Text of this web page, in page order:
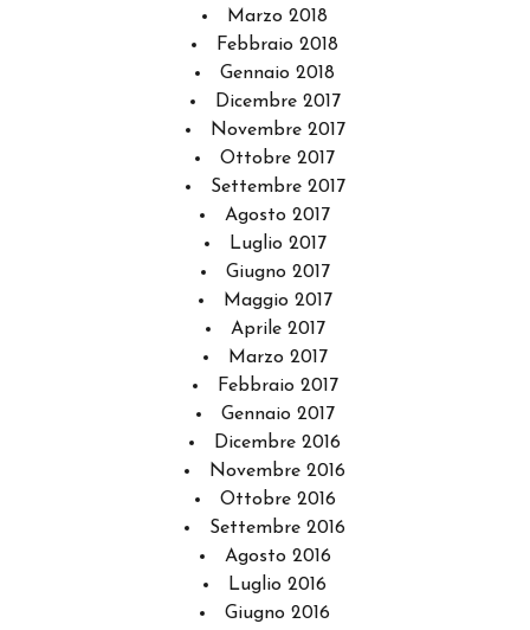
Marzo 2018
Febbraio 2018
Gennaio 2018
Dicembre 2017
Novembre 2017
Ottobre 2017
Settembre 2017
Agosto 2017
Luglio 2017
Giugno 2017
Maggio 2017
Aprile 2017
Marzo 2017
Febbraio 2017
Gennaio 2017
Dicembre 2016
Novembre 2016
Ottobre 2016
Settembre 2016
Agosto 2016
Luglio 2016
Giugno 2016